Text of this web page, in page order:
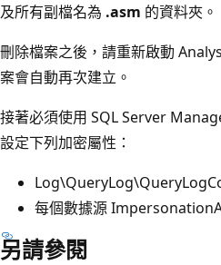
及所有副檔名為 .asm 的資料夾。
刪除檔案之後，請重新啟動
案會自動再次建立。
接著必須使用 SQL Server
設定下列加密屬性：
每個數據源
另請參閱